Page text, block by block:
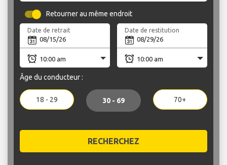
Retourner au même endroit
Date de retrait Date de restitution
Âge du conducteur :
18 - 29 30 - 69 70+
RECHERCHEZ